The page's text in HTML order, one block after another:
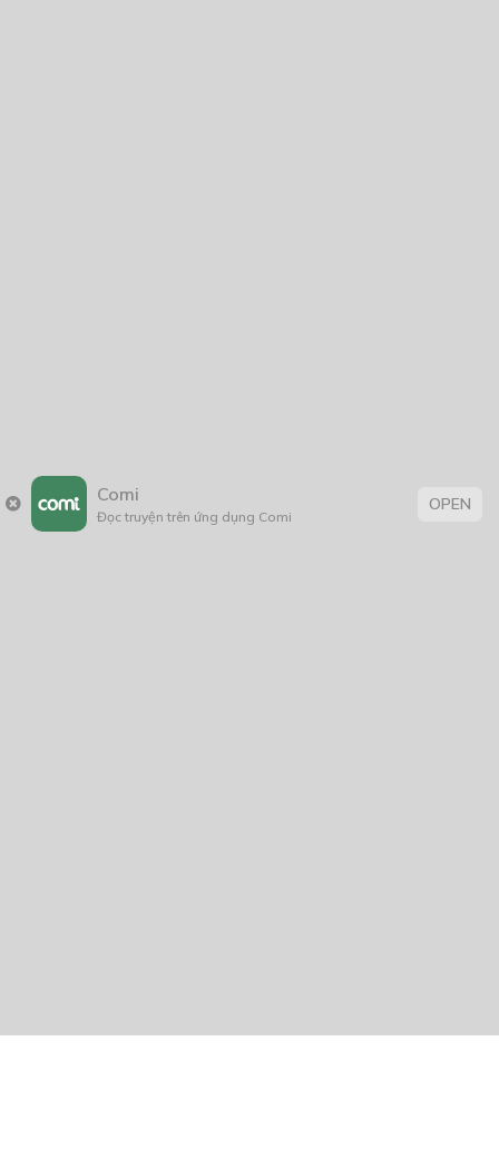
Comi
Đọc truyện trên ứng dụng Comi
OPEN